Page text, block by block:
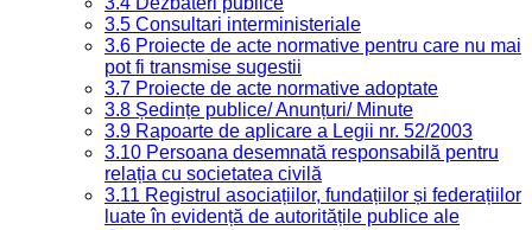
3.5 Consultari interministeriale
3.6 Proiecte de acte normative pentru care nu mai
pot fi transmise sugestii
3.7 Proiecte de acte normative adoptate
3.8 Ședințe publice/ Anunțuri/ Minute
3.9 Rapoarte de aplicare a Legii nr. 52/2003
3.10 Persoana desemnată responsabilă pentru
relația cu societatea civilă
3.11 Registrul asociațiilor, fundațiilor și federațiilor
luate în evidență de autoritățile publice ale